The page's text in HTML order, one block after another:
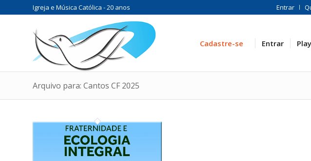
Entrar
Igreja e Música Católica - 20 anos
Cadastre-se Entrar Play
Arquivo para: Cantos CF 2025